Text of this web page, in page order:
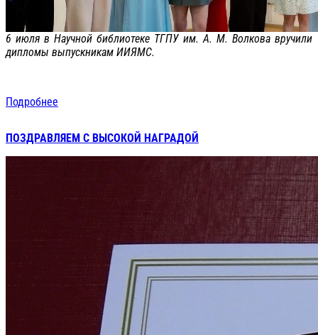
6 июля в Научной библиотеке ТГПУ им. А. М. Волкова вручили
дипломы выпускникам ИИЯМС.
Подробнее
ПОЗДРАВЛЯЕМ С ВЫСОКОЙ НАГРАДОЙ